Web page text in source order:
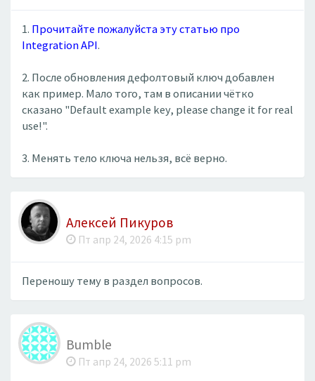
1. Прочитайте пожалуйста эту статью про
Integration API.
2. После обновления дефолтовый ключ добавлен
как пример. Мало того, там в описании чётко
сказано "Default example key, please change it for real
use!".
3. Менять тело ключа нельзя, всё верно.
Алексей Пикуров
Пт апр 24, 2026 4:15 pm
Переношу тему в раздел вопросов.
Bumble
Пт апр 24, 2026 5:11 pm